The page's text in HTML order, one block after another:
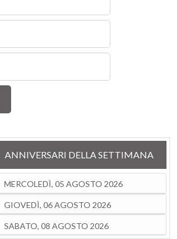
ANNIVERSARI DELLA SETTIMANA
MERCOLEDÌ, 05 AGOSTO 2026
GIOVEDÌ, 06 AGOSTO 2026
SABATO, 08 AGOSTO 2026